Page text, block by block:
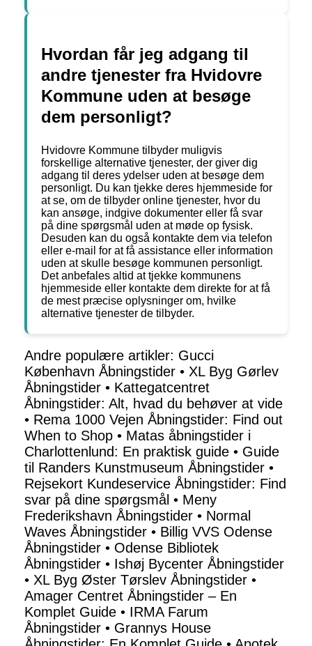
Hvordan får jeg adgang til
andre tjenester fra Hvidovre
Kommune uden at besøge
dem personligt?
Hvidovre Kommune tilbyder muligvis
forskellige alternative tjenester, der giver dig
adgang til deres ydelser uden at besøge dem
personligt. Du kan tjekke deres hjemmeside for
at se, om de tilbyder online tjenester, hvor du
kan ansøge, indgive dokumenter eller få svar
på dine spørgsmål uden at møde op fysisk.
Desuden kan du også kontakte dem via telefon
eller e-mail for at få assistance eller information
uden at skulle besøge kommunen personligt.
Det anbefales altid at tjekke kommunens
hjemmeside eller kontakte dem direkte for at få
de mest præcise oplysninger om, hvilke
alternative tjenester de tilbyder.
Andre populære artikler: Gucci
København Åbningstider • XL Byg Gørlev
Åbningstider • Kattegatcentret
Åbningstider: Alt, hvad du behøver at vide
• Rema 1000 Vejen Åbningstider: Find out
When to Shop • Matas åbningstider i
Charlottenlund: En praktisk guide • Guide
til Randers Kunstmuseum Åbningstider •
Rejsekort Kundeservice Åbningstider: Find
svar på dine spørgsmål • Meny
Frederikshavn Åbningstider • Normal
Waves Åbningstider • Billig VVS Odense
Åbningstider • Odense Bibliotek
Åbningstider • Ishøj Bycenter Åbningstider
• XL Byg Øster Tørslev Åbningstider •
Amager Centret Åbningstider – En
Komplet Guide • IRMA Farum
Åbningstider • Grannys House